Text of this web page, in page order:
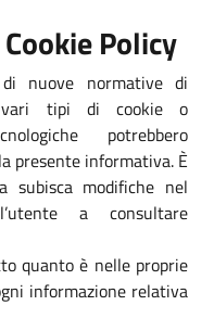
Policy
nuove normative di
vari tipi di cookie o
potrebbero
presente informativa. È
subisca modifiche nel
a consultare
quanto è nelle proprie
informazione relativa